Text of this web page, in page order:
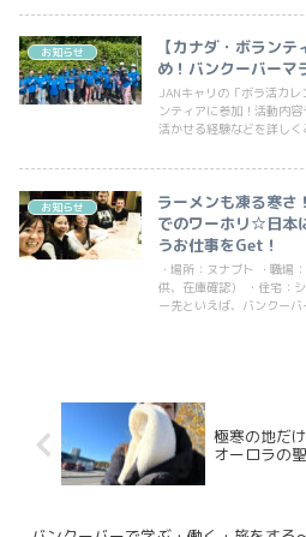
お知らせ
【カナダ・ボラン
め！バンクーバーマ
JANキャリの「ボラ活カ
ンティアに参加！活動内
活かせる経験などを詳しく
お知らせ
ラーメンも凍る寒さ
でのワーホリ☆日本
うお仕事をGet！
・場所：ヌナブト ・職場
供、在庫確認） ・住宅：
ー先といえば、バンクー
極寒の地だ
オーロラの